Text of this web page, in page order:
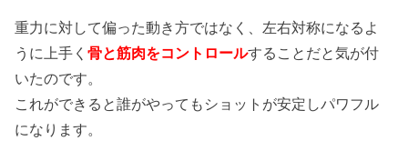
重力に対して偏った動き方ではなく、左右対称になるよ
うに上手く骨と筋肉をコントロールすることだと気が付
いたのです。
これができると誰がやってもショットが安定しパワフル
になります。